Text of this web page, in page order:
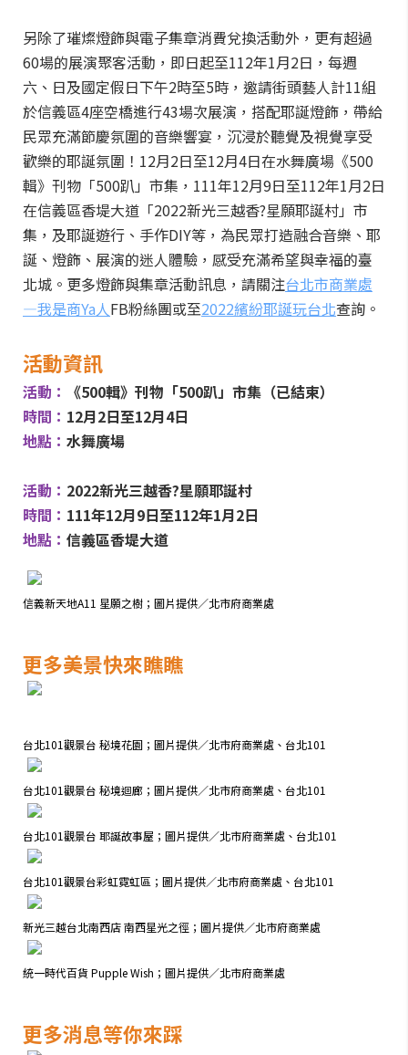
另除了璀燦燈飾與電子集章消費兌換活動外，更有超過
60場的展演聚客活動，即日起至112年1月2日，每週
六、日及國定假日下午2時至5時，邀請街頭藝人計11組
於信義區4座空橋進行43場次展演，搭配耶誕燈飾，帶給
民眾充滿節慶氛圍的音樂響宴，沉浸於聽覺及視覺享受
歡樂的耶誕氛圍！12月2日至12月4日在水舞廣場《500
輯》刊物「500趴」市集，111年12月9日至112年1月2日
在信義區香堤大道「2022新光三越香?星願耶誕村」市
集，及耶誕遊行、手作DIY等，為民眾打造融合音樂、耶
誕、燈飾、展演的迷人體驗，感受充滿希望與幸福的臺
北城。更多燈飾與集章活動訊息，請關注台北市商業處
—我是商Ya人FB粉絲團或至2022繽紛耶誕玩台北查詢。
活動資訊
活動：
《500輯》刊物「500趴」市集（已結束）
時間： 12月2日至12月4日
地點： 水舞廣場
活動： 2022新光三越香?星願耶誕村
時間： 111年12月9日至112年1月2日
地點： 信義區香堤大道
信義新天地A11 星願之樹；圖片提供／北市府商業處
更多美景快來瞧瞧
台北101觀景台 秘境花園；圖片提供／北市府商業處、台北101
台北101觀景台 秘境迴廊； 圖片提供／北市府商業處、台北101
台北101觀景台 耶誕故事屋； 圖片提供／北市府商業處、台北101
台北101觀景台彩虹霓虹區； 圖片提供／北市府商業處、台北101
新光三越台北南西店 南西星光之徑； 圖片提供／北市府商業處
統一時代百貨 Pupple Wish；圖片提供／北市府商業處
更多消息等你來踩